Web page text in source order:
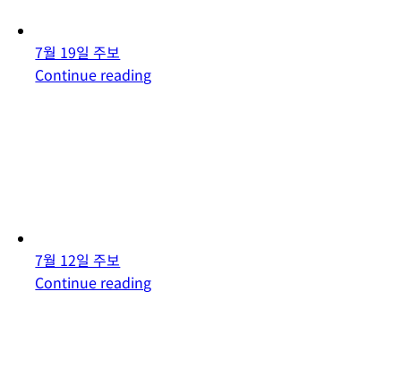
7월 19일 주보
Continue reading
7월 12일 주보
Continue reading